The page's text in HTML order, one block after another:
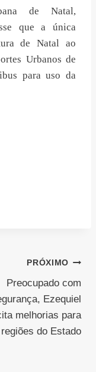
de Natal,
que a única
de Natal ao
Urbanos de
para uso da
PRÓXIMO
Preocupado com
Ezequiel
melhorias para
regiões do Estado